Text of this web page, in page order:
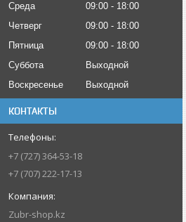
Среда
09:00
18:00
Четверг
09:00
18:00
Пятница
09:00
18:00
Суббота
Выходной
Воскресенье
Выходной
КОНТАКТЫ
+7 (727) 364-53-18
+7 (707) 222-17-13
Zubr-shop.kz